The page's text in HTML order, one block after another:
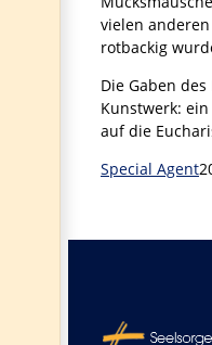
vielen
rotbackig
Die Gaben
Kunstwerk:
auf die
Special Agent